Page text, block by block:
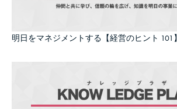
明日をマネジメントする【経営のヒント 101】